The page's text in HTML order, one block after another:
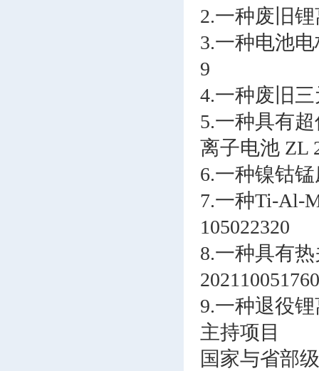
2.一种废旧
3.一种电池
9
4.一种废旧
5.一种具有
离子电池 ZL
6.一种镍钴
7.一种Ti-Al-
105022320
8.一种具有
9.一种退役
主持项目
国家与省部